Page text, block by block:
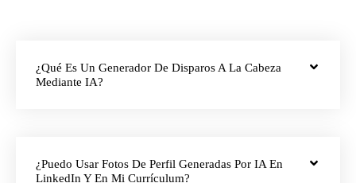
¿Qué Es Un Generador De Disparos A La Cabeza
Mediante IA?
¿Puedo Usar Fotos De Perfil Generadas Por IA En
LinkedIn Y En Mi Currículum?